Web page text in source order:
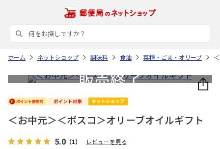
ホーム ネットショップ 調味料 食油 菜種・ごま・オリーブ
＜お中元＞＜ボスコ＞オリーブオイルギフト
5.0 （1） レビューを見る